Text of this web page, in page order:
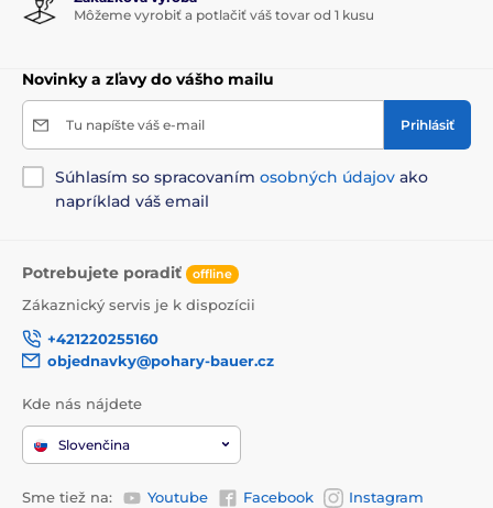
Môžeme vyrobiť a potlačiť váš tovar od 1 kusu
Novinky a zľavy do vášho mailu
Tu napíšte váš e-mail Prihlásiť
Súhlasím so spracovaním osobných údajov ako
napríklad váš email
Potrebujete poradiť offline
Zákaznický servis je k dispozícii
+421220255160
objednavky@pohary-bauer.cz
Kde nás nájdete
Slovenčina
Sme tiež na: Youtube Facebook
Instagram